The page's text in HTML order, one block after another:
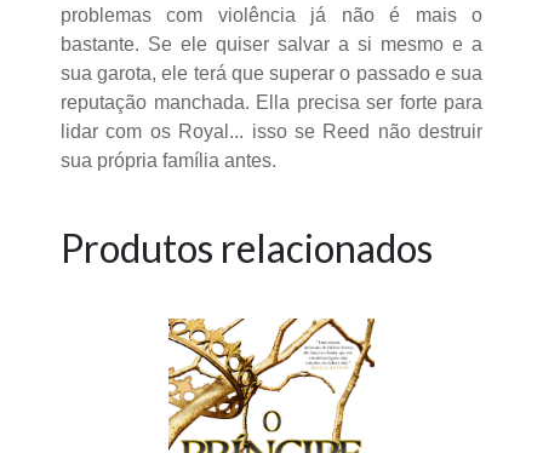
problemas com violência já não é mais o
bastante. Se ele quiser salvar a si mesmo e a
sua garota, ele terá que superar o passado e sua
reputação manchada. Ella precisa ser forte para
lidar com os Royal... isso se Reed não destruir
sua própria família antes.
Produtos relacionados